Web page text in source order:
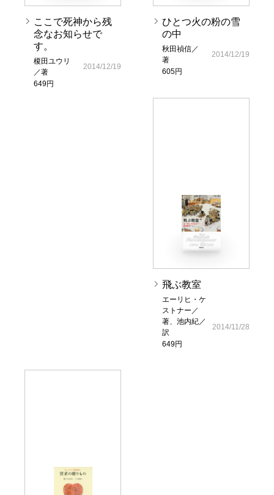
ここで死神から残
念なお知らせで
す。
榎田ユウリ
／著
649円
2014/12/19
ひとつ火の粉の雪
の中
秋田禎信／
著
605円
2014/12/19
飛ぶ教室
エーリヒ・ケ
ストナー／
著、池内紀／
訳
649円
2014/11/28